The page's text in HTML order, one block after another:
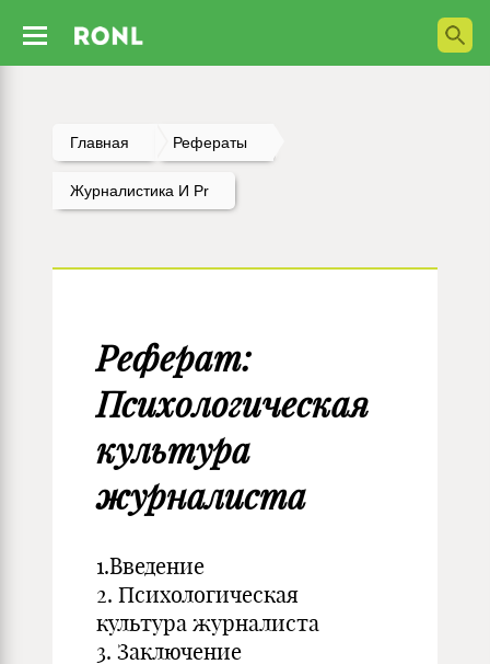
Главная Рефераты
Журналистика И Pr
Реферат:
Психологическая
культура
журналиста
1.Введение
2. Психологическая
культура журналиста
3. Заключение